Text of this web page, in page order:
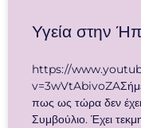
Υγεία στην
https://
πως ως τώρα δεν
Συμβούλιο. Έχει